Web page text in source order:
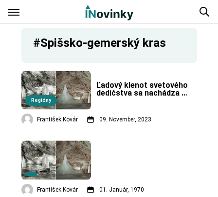
#Spišsko-gemerský kras
Regióny
Ľadový klenot svetového
dedičstva sa nachádza
František Kovár 09. November, 2023
František Kovár 01. Január, 1970